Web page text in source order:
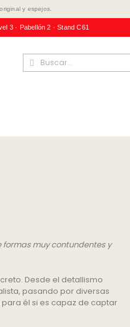
y espejos.
3 · Pabellón 2 · Stand C61
muy contundentes y
Desde el detallismo
pasando por diversas
él si es capaz de captar